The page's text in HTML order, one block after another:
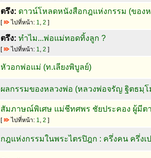
ตรึง: ดาวน์โหลดหนังสือกฎแห่งกรรม (ของ
[ ไปที่หน้า: 1, 2 ]
ตรึง: ทำไม...พ่อแม่ทอดทิ้งลูก ?
[ ไปที่หน้า: 1, 2 ]
หัวอกพ่อแม่ (ท.เลียงพิบูลย์)
ผลกรรมของหลวงพ่อ (หลวงพ่อจรัญ ฐิตธมฺโ
สัมภาษณ์พิเศษ แม่ชีทศพร ชัยประคอง ผู้มีต
[ ไปที่หน้า: 1, 2 ]
กฎแห่งกรรมในพระไตรปิฎก : ครึ่งคน ครึ่งเ